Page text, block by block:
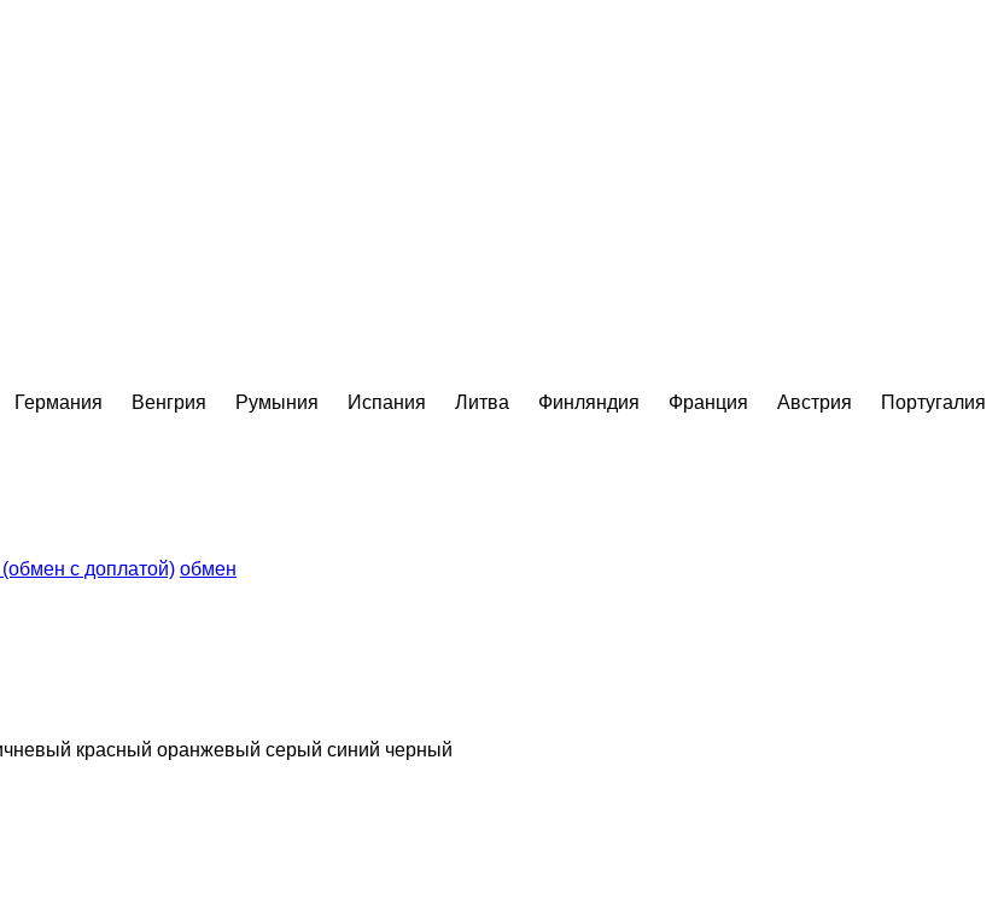
Германия Венгрия Румыния Испания Литва Финляндия Франция Австрия
Португалия
с доплатой) обмен
красный оранжевый серый синий черный